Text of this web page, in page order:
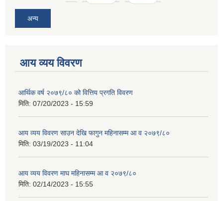
अन्य
आय व्यय विवरण
आर्थिक वर्ष २०७९/८० को वित्तिय प्रगति विवरण
मिति: 07/20/2023 - 15:59
आय व्यय विवरण साउन देखि फागुन महिनासम्म आ व २०७९/८०
मिति: 03/19/2023 - 11:04
आय व्यय विवरण माघ महिनासम्म आ व २०७९/८०
मिति: 02/14/2023 - 15:55